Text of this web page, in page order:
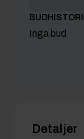
Inga bud
Detaljer